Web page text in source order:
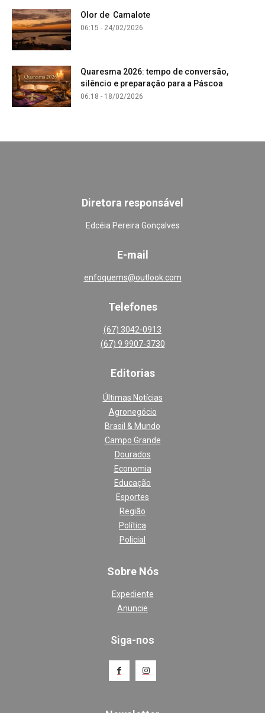
Olor de Camalote
06:15 - 24/02/2026
Quaresma 2026: tempo de conversão,
silêncio e preparação para a Páscoa
06:18 - 18/02/2026
Diretora responsável
Edcéia Pereira Gonçalves
E-mail
enfoquems@outlook.com
Telefones
(67) 3042-0913
(67) 9 9907-3730
Editorias
Últimas Notícias
Agronegócio
Brasil & Mundo
Campo Grande
Dourados
Economia
Educação
Esportes
Região
Política
Policial
Sobre Nós
Expediente
Anuncie
Siga-nos